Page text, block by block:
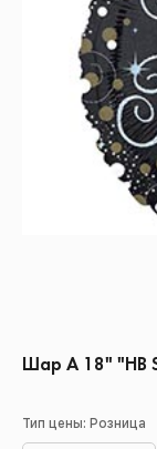
Шар А 18" "HB
Тип цены: Розница